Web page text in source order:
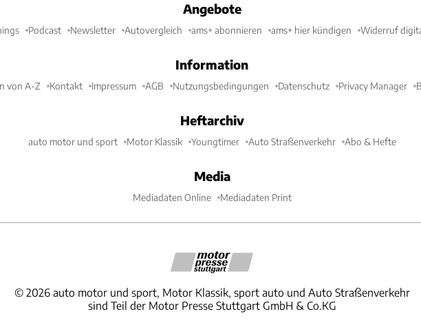
Angebote
Podcast Newsletter Autovergleich ams+ abonnieren ams+ hier kündigen Widerruf
Information
von A-Z Kontakt Impressum AGB Nutzungsbedingungen Datenschutz Privacy Manager
Heftarchiv
auto motor und sport Motor Klassik Youngtimer Auto Straßenverkehr Abo & Hefte
Media
Mediadaten Online Mediadaten Print
© 2026 auto motor und sport, Motor Klassik, sport auto und Auto Straßenverkehr
sind Teil der Motor Presse Stuttgart GmbH & Co.KG